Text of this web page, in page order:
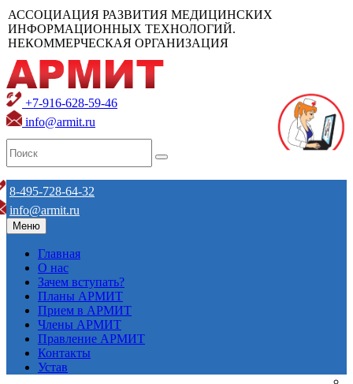
АССОЦИАЦИЯ РАЗВИТИЯ МЕДИЦИНСКИХ
ИНФОРМАЦИОННЫХ ТЕХНОЛОГИЙ.
НЕКОММЕРЧЕСКАЯ ОРГАНИЗАЦИЯ
+7-916-628-59-46
info@armit.ru
8-495-728-64-32
info@armit.ru
Меню
Главная
О нас
Зачем вступать?
Планы АРМИТ
Прием в АРМИТ
Члены АРМИТ
Правление АРМИТ
Контакты
Устав